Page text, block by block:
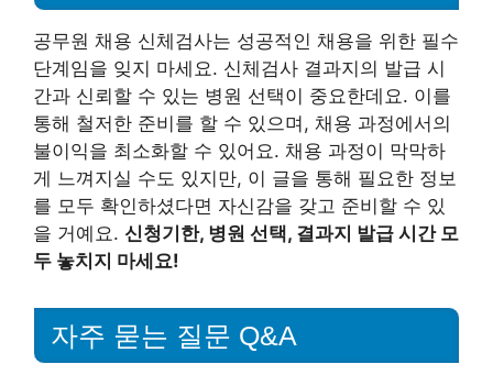
공무원 채용 신체검사는 성공적인 채용을 위한 필수
단계임을 잊지 마세요. 신체검사 결과지의 발급 시
간과 신뢰할 수 있는 병원 선택이 중요한데요. 이를
통해 철저한 준비를 할 수 있으며, 채용 과정에서의
불이익을 최소화할 수 있어요. 채용 과정이 막막하
게 느껴지실 수도 있지만, 이 글을 통해 필요한 정보
를 모두 확인하셨다면 자신감을 갖고 준비할 수 있
을 거예요. 신청기한, 병원 선택, 결과지 발급 시간 모
두 놓치지 마세요!
자주 묻는 질문 Q&A